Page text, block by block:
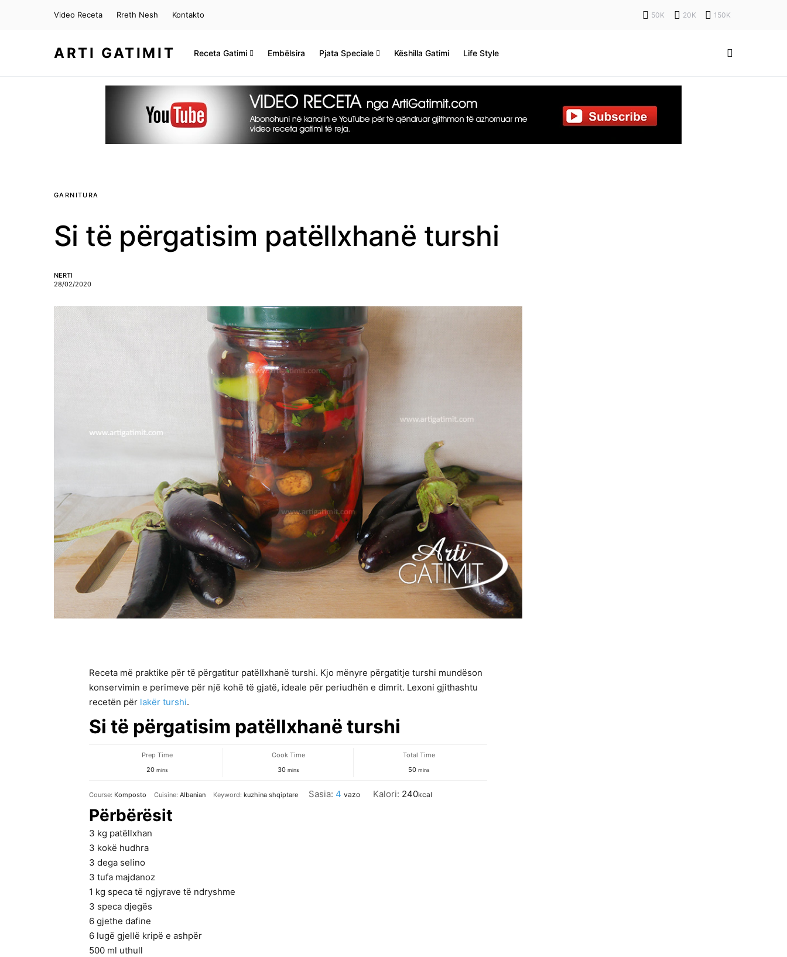
Video Receta Rreth Nesh Kontakto 50K 20K 150K
ARTI GATIMIT Receta Gatimi Embëlsira Pjata Speciale Këshilla Gatimi Life Style
GARNITURA
Si të përgatisim patëllxhanë turshi
NERTI
28/02/2020
Receta më praktike për të përgatitur patëllxhanë turshi. Kjo mënyre përgatitje turshi mundëson
konservimin e perimeve për një kohë të gjatë, ideale për periudhën e dimrit. Lexoni gjithashtu
recetën për lakër turshi.
Si të përgatisim patëllxhanë turshi
Prep Time
20minutes
mins
Cook Time
30minutes
mins
Total Time
50minutes
mins
Course: Komposto Cuisine:Albanian Keyword:kuzhina shqiptare Sasia: 4 vazo Kalori: 240kcal
Përbërësit
3 kg patëllxhan
3 kokë hudhra
3 dega selino
3 tufa majdanoz
1 kg speca të ngjyrave të ndryshme
3 speca djegës
6 gjethe dafine
6 lugë gjellë kripë e ashpër
500 ml uthull